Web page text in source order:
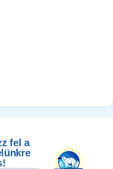
fel a